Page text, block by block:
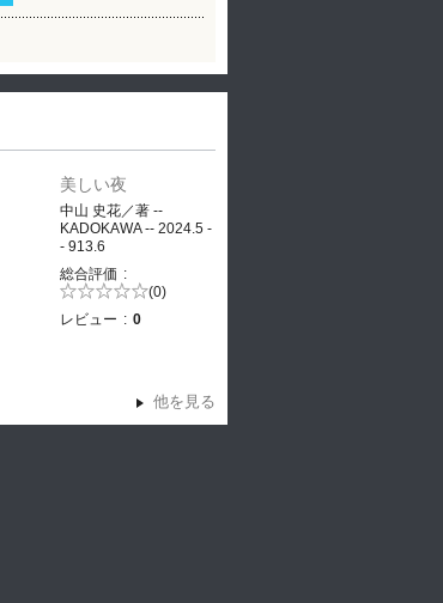
美しい夜
中山 史花／著 --
KADOKAWA -- 2024.5 -
- 913.6
総合評価
5段階評価の (0)
レビュー
0
他を見る